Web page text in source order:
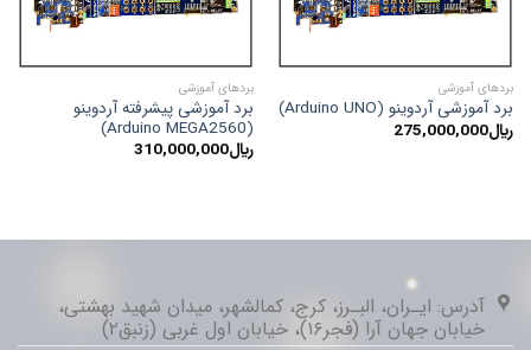
بردهای آموزشی
برد آموزشی آردوینو (Arduino UNO)
﷼275,000,000
بردهای آموزشی
برد آموزشی پیشرفته آردوینو
(Arduino MEGA2560)
﷼310,000,000
آدرس: ایـران، البـرز، کرج، کمالشهر، میدان شهید بهشتی،
خیابان جهان آرا (فجر۱۶)، خیابان اول غربی (زنبق۲)